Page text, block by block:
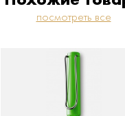
посмотреть все